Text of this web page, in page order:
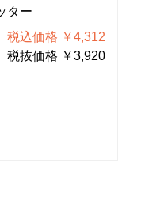
ター
税込価格 ￥4,312
税抜価格 ￥3,920